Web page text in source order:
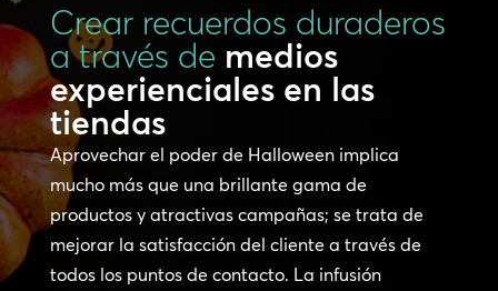
Crear recuerdos duraderos
a través de medios
experienciales en las
tiendas
Aprovechar el poder de Halloween implica
mucho más que una brillante gama de
productos y atractivas campañas; se trata de
mejorar la satisfacción del cliente a través de
todos los puntos de contacto. La infusión